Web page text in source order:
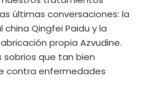
últimas conversaciones: la
Qingfei Paidu y la
propia Azvudine.
que tan bien
contra enfermedades